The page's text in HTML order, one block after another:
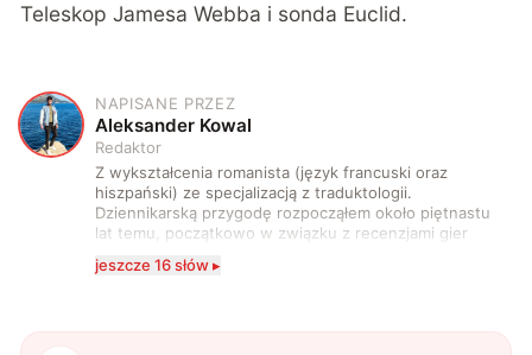
Teleskop Jamesa Webba i sonda Euclid.
A
NAPISANE PRZEZ
Aleksander Kowal
Redaktor
Z wykształcenia romanista (język francuski oraz
hiszpański) ze specjalizacją z traduktologii.
Dziennikarską przygodę rozpocząłem około piętnastu
lat temu, początkowo w związku z recenzjami gier
komputerowych i filmów. Obecnie publikuję
zdecydowanie częściej na tematy związane z nauką
także uprawiać oraz oglądać sport.
jeszcze 16 słów ▸